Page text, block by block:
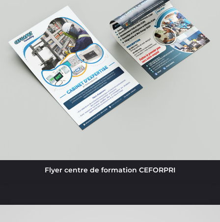
Flyer centre de formation CEFORPRI